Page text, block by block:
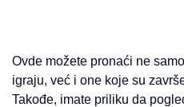
Ovde možete pronaći ne
igraju, već i one koje su
Takođe, imate priliku da